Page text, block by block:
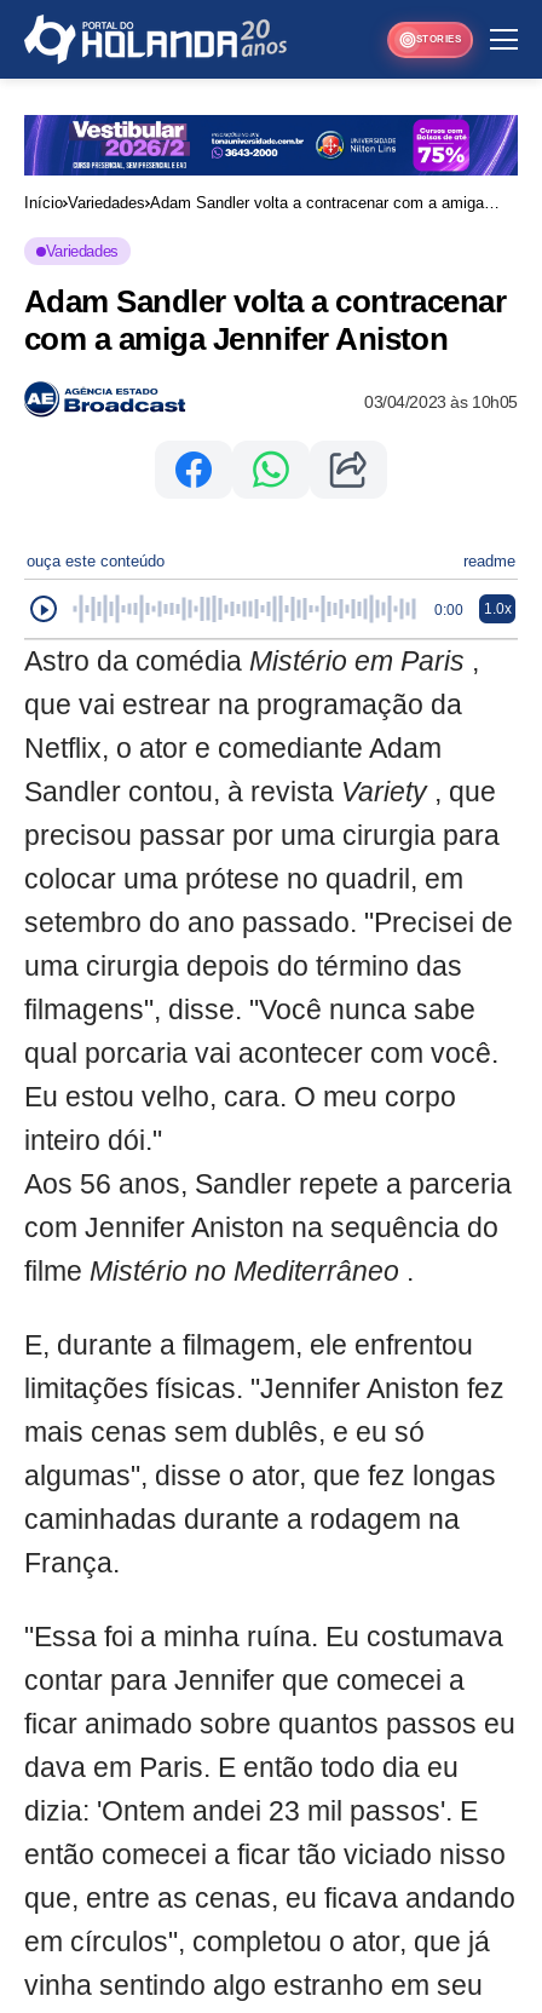
STORIES
Início Variedades Adam Sandler volta a contracenar com a amiga
Variedades
Adam Sandler volta a contracenar
com a amiga Jennifer Aniston
03/04/2023 às 10h05
ouça este conteúdo readme
0:00 1.0x
Astro da comédia Mistério em Paris ,
que vai estrear na programação da
Netflix, o ator e comediante Adam
Sandler contou, à revista Variety , que
precisou passar por uma cirurgia para
colocar uma prótese no quadril, em
setembro do ano passado. "Precisei de
uma cirurgia depois do término das
filmagens", disse. "Você nunca sabe
qual porcaria vai acontecer com você.
Eu estou velho, cara. O meu corpo
inteiro dói."
Aos 56 anos, Sandler repete a parceria
com Jennifer Aniston na sequência do
filme Mistério no Mediterrâneo .
E, durante a filmagem, ele enfrentou
limitações físicas. "Jennifer Aniston fez
mais cenas sem dublês, e eu só
algumas", disse o ator, que fez longas
caminhadas durante a rodagem na
França.
"Essa foi a minha ruína. Eu costumava
contar para Jennifer que comecei a
ficar animado sobre quantos passos eu
dava em Paris. E então todo dia eu
dizia: 'Ontem andei 23 mil passos'. E
então comecei a ficar tão viciado nisso
que, entre as cenas, eu ficava andando
em círculos", completou o ator, que já
vinha sentindo algo estranho em seu